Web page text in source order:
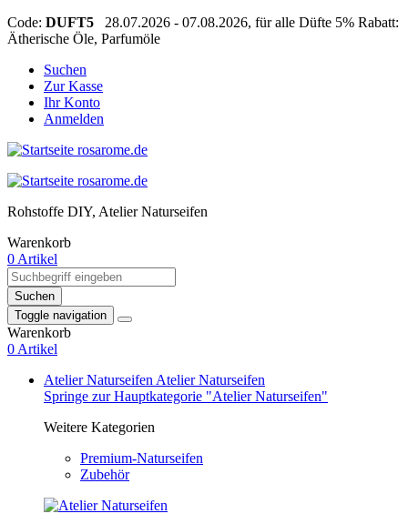
Code: DUFT5 28.07.2026 - 07.08.2026, für alle Düfte 5% Rabatt:
Ätherische Öle, Parfumöle
Suchen
Zur Kasse
Ihr Konto
Anmelden
Rohstoffe DIY, Atelier Naturseifen
Warenkorb
0 Artikel
Suchen
Toggle navigation
Warenkorb
0 Artikel
Atelier Naturseifen Atelier Naturseifen
Springe zur Hauptkategorie "Atelier Naturseifen"
Weitere Kategorien
Premium-Naturseifen
Zubehör